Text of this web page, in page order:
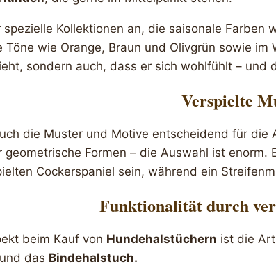
Kollektionen an, die saisonale
wie Orange, Braun und Olivgrün sowie
sondern auch, dass er sich wohlfühlt – und
Verspielte
die Muster und Motive entscheidend für die
Formen – die Auswahl ist enorm.
Cockerspaniel sein, während ein
Funktionalität durch
beim Kauf von Hundehalstüchern ist die
das Bindehalstuch.